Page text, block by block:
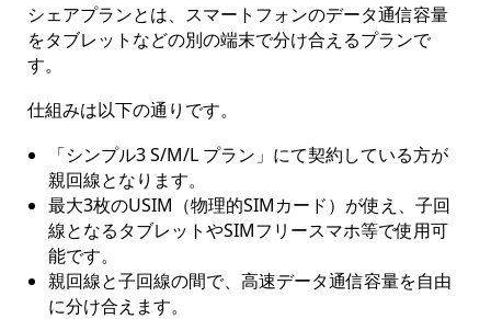
シェアプランとは、スマートフォンのデータ通信容量
をタブレットなどの別の端末で分け合えるプランで
す。
仕組みは以下の通りです。
「シンプル3 S/M/L プラン」にて契約している方が
親回線となります。
最大3枚のUSIM（物理的SIMカード）が使え、子回
線となるタブレットやSIMフリースマホ等で使用可
能です。
親回線と子回線の間で、高速データ通信容量を自由
に分け合えます。